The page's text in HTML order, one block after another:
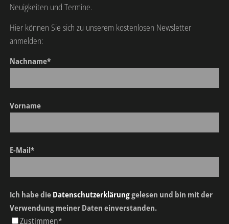
Neuigkeiten und Termine.
Hier können Sie sich zu unserem kostenlosen Newsletter
anmelden:
Nachname*
Vorname
E-Mail*
Ich habe die Datenschutzerklärunggelesen und bin mit der
Verwendung meiner Daten einverstanden.
Zustimmen*